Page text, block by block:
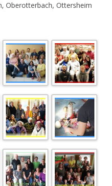
Oberotterbach, Ottersheim